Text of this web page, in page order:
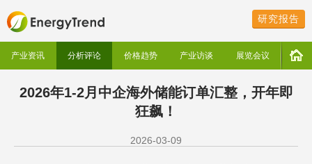
研究报告
产业资讯 分析评论 价格趋势 产业访谈 展览会议
2026年1-2月中企海外储能订单汇整，开年即
狂飙！
2026-03-09